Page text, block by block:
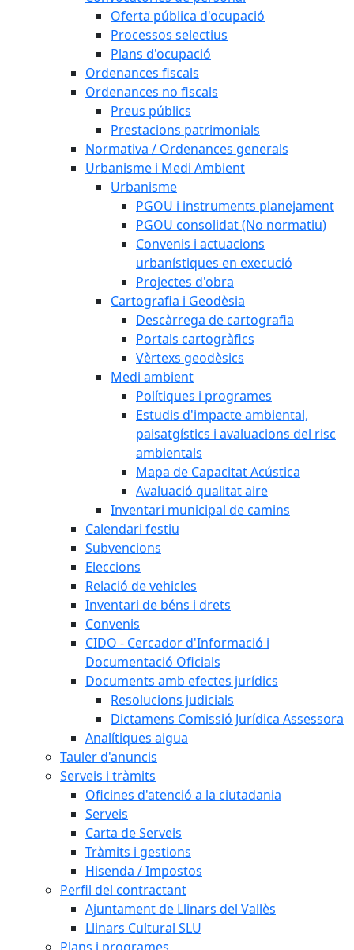
Oferta pública d'ocupació
Processos selectius
Plans d'ocupació
Ordenances fiscals
Ordenances no fiscals
Preus públics
Prestacions patrimonials
Normativa / Ordenances generals
Urbanisme i Medi Ambient
Urbanisme
PGOU i instruments planejament
PGOU consolidat (No normatiu)
Convenis i actuacions
urbanístiques en execució
Projectes d'obra
Cartografia i Geodèsia
Descàrrega de cartografia
Portals cartogràfics
Vèrtexs geodèsics
Medi ambient
Polítiques i programes
Estudis d'impacte ambiental,
paisatgístics i avaluacions del risc
ambientals
Mapa de Capacitat Acústica
Avaluació qualitat aire
Inventari municipal de camins
Calendari festiu
Subvencions
Eleccions
Relació de vehicles
Inventari de béns i drets
Convenis
CIDO - Cercador d'Informació i
Documentació Oficials
Documents amb efectes jurídics
Resolucions judicials
Dictamens Comissió Jurídica Assessora
Analítiques aigua
Tauler d'anuncis
Serveis i tràmits
Oficines d'atenció a la ciutadania
Serveis
Carta de Serveis
Tràmits i gestions
Hisenda / Impostos
Perfil del contractant
Ajuntament de Llinars del Vallès
Llinars Cultural SLU